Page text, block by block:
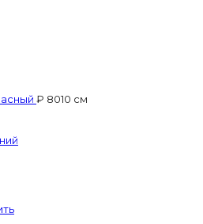
₽ 8010 см